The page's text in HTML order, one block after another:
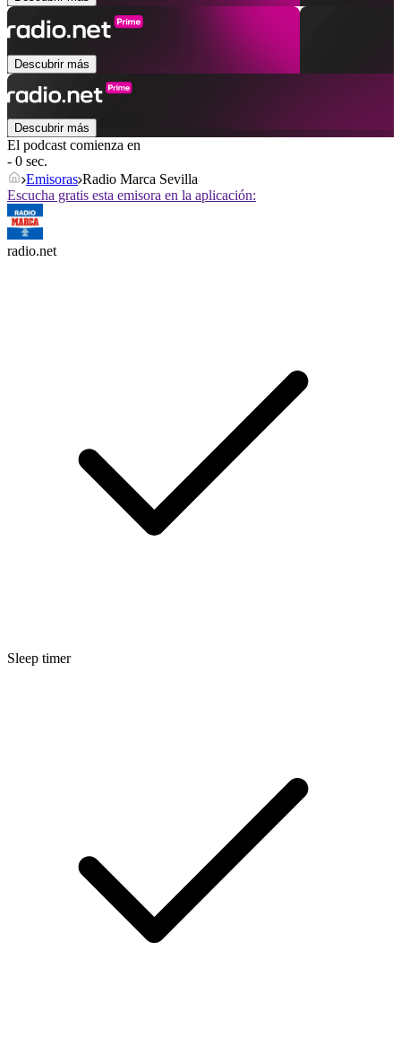
Descubrir más
Descubrir más
El podcast comienza en
- 0 sec.
Emisoras Radio Marca Sevilla
Escucha gratis esta emisora en la aplicación:
radio.net
Sleep timer